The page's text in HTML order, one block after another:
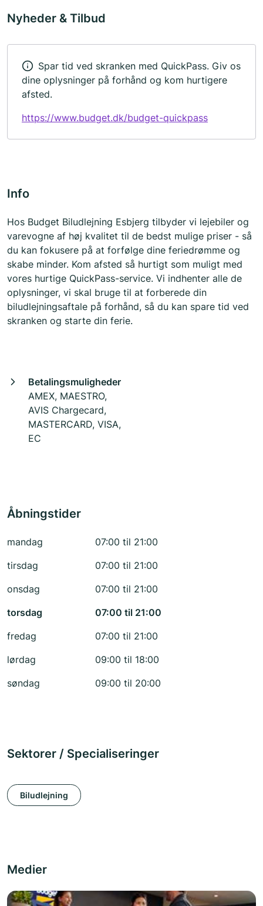
Nyheder & Tilbud
Spar tid ved skranken med QuickPass. Giv os
dine oplysninger på forhånd og kom hurtigere
afsted.
https://www.budget.dk/budget-quickpass
Info
Hos Budget Biludlejning Esbjerg tilbyder vi lejebiler og
varevogne af høj kvalitet til de bedst mulige priser - så
du kan fokusere på at forfølge dine feriedrømme og
skabe minder. Kom afsted så hurtigt som muligt med
vores hurtige QuickPass-service. Vi indhenter alle de
oplysninger, vi skal bruge til at forberede din
biludlejningsaftale på forhånd, så du kan spare tid ved
skranken og starte din ferie.
Betalingsmuligheder
AMEX, MAESTRO,
AVIS Chargecard,
MASTERCARD, VISA,
EC
Åbningstider
mandag
07:00 til 21:00
tirsdag
07:00 til 21:00
onsdag
07:00 til 21:00
torsdag
07:00 til 21:00
fredag
07:00 til 21:00
lørdag
09:00 til 18:00
søndag
09:00 til 20:00
Sektorer / Specialiseringer
Biludlejning
Medier